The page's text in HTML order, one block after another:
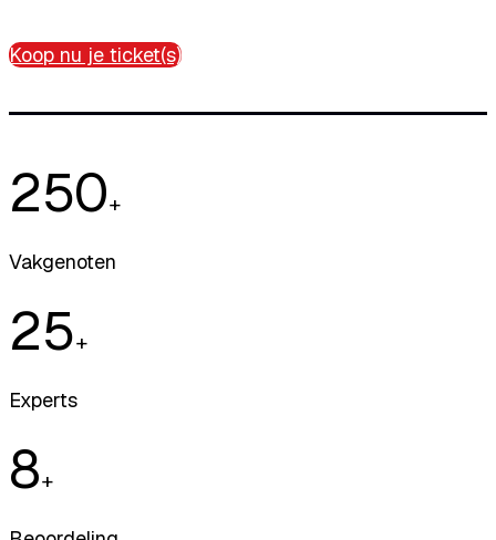
Koop nu je ticket(s)
250+
Vakgenoten
25+
Experts
8+